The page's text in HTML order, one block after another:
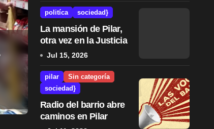
La mansión de
Justicia
Jul 15, 2026
politíca sociedad}
La mansión de Pilar,
otra vez en la Justicia
Jul 15, 2026
pilar
Sin categoría
sociedad}
Radio del barrio abre
caminos en Pilar